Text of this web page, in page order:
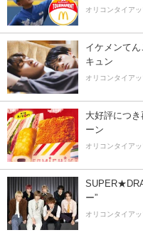
オリコンタイア
イケメンて
キュン
オリコンタイア
大好評につ
ーン
オリコンタイア
ー”
オリコンタイア